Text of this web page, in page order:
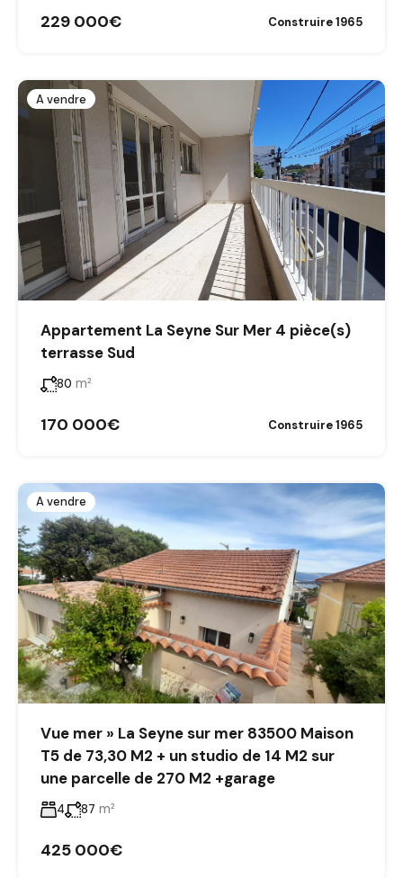
229 000€ Construire 1965
A vendre
Appartement La Seyne Sur Mer 4 pièce(s)
terrasse Sud
80 m²
170 000€ Construire 1965
A vendre
Vue mer » La Seyne sur mer 83500 Maison
T5 de 73,30 M2 + un studio de 14 M2 sur
une parcelle de 270 M2 +garage
4 87 m²
425 000€